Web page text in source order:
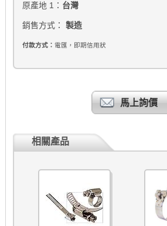
原產地 1： 台灣
銷售方式： 製造
付款方式： 電匯，即期信用狀
馬上詢價
相關產品